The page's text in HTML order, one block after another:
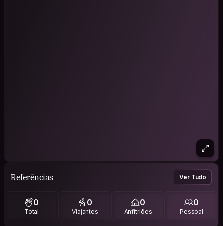
Referências Ver Tudo
0
Total
0
Viajantes
0
Anfitriões
0
Pessoal